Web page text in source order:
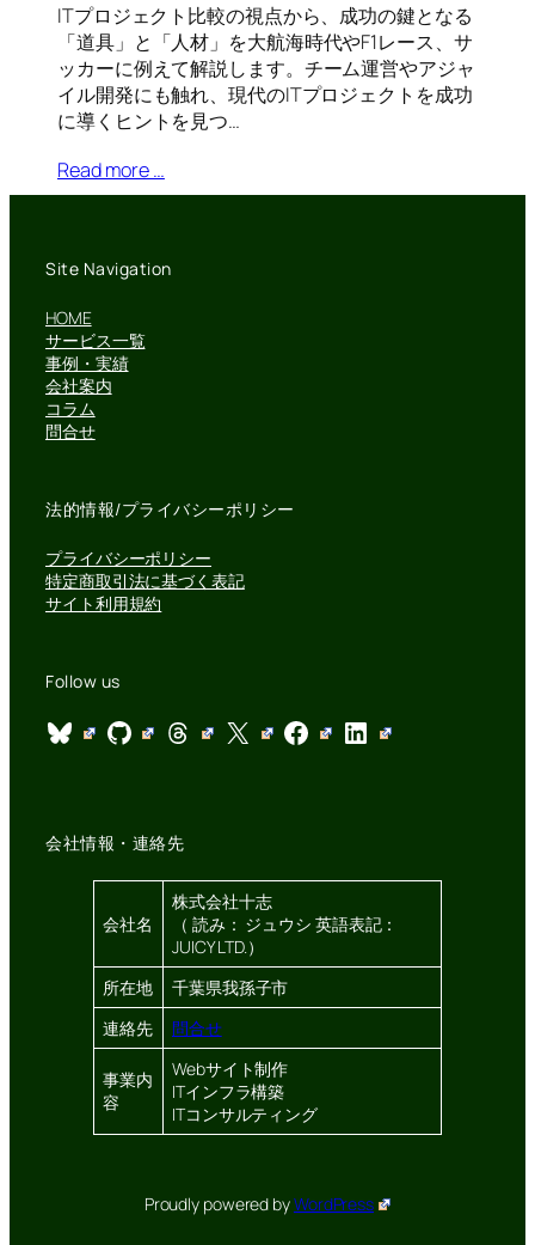
ITプロジェクト比較の視点から、成功の鍵となる
「道具」と「人材」を大航海時代やF1レース、サ
ッカーに例えて解説します。チーム運営やアジャ
イル開発にも触れ、現代のITプロジェクトを成功
に導くヒントを見つ…
Read more …
Site Navigation
HOME
サービス一覧
事例・実績
会社案内
コラム
問合せ
法的情報/プライバシーポリシー
プライバシーポリシー
特定商取引法に基づく表記
サイト利用規約
Follow us
Bluesky GitHub Threads X Facebook LinkedIn
会社情報・連絡先
会社名
株式会社十志
（ 読み： ジュウシ 英語表記：
JUICY LTD.）
所在地
千葉県我孫子市
連絡先
問合せ
事業内
容
Webサイト制作
ITインフラ構築
ITコンサルティング
Proudly powered byWordPress